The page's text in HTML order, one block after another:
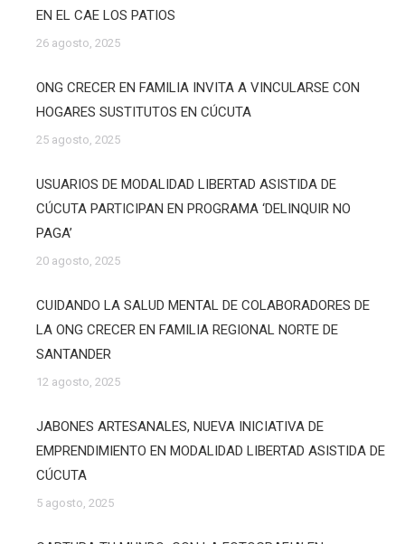
EN EL CAE LOS PATIOS
26 agosto, 2025
ONG CRECER EN FAMILIA INVITA A VINCULARSE CON
HOGARES SUSTITUTOS EN CÚCUTA
25 agosto, 2025
USUARIOS DE MODALIDAD LIBERTAD ASISTIDA DE
CÚCUTA PARTICIPAN EN PROGRAMA ‘DELINQUIR NO
PAGA’
20 agosto, 2025
CUIDANDO LA SALUD MENTAL DE COLABORADORES DE
LA ONG CRECER EN FAMILIA REGIONAL NORTE DE
SANTANDER
12 agosto, 2025
JABONES ARTESANALES, NUEVA INICIATIVA DE
EMPRENDIMIENTO EN MODALIDAD LIBERTAD ASISTIDA DE
CÚCUTA
5 agosto, 2025